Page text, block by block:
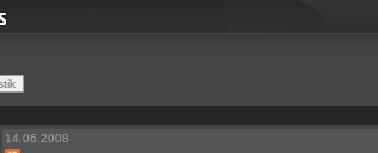
14.06.2008